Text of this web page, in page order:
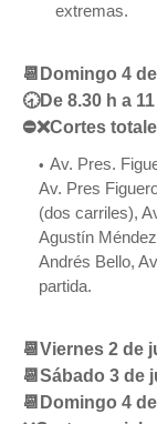
extremas.
📆Domingo 4
🕣De 8.30 h a
⛔❌Cortes
Av. Pres.
Av. Pres
(dos carriles),
Agustín
Andrés Bello,
partida.
📆Viernes 2 de
📆Sábado 3 de
📆Domingo 4